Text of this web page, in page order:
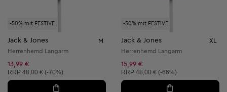
-50% mit FESTIVE
Jack & Jones M
Herrenhemd Langarm
13,99 €
Unverbindliche Preisempfehlung:
RRP 48,00 € (-70%)
-50% mit FESTIVE
Jack & Jones XL
Herrenhemd Langarm
15,99 €
Unverbindliche Preisempfehlung:
RRP 48,00 € (-66%)